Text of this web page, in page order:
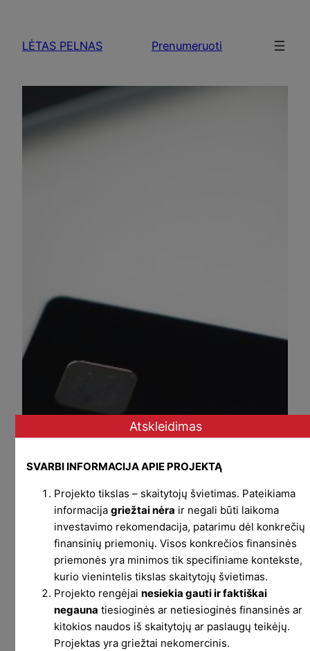
content
LĖTAS PELNAS Prenumeruoti
Atskleidimas
SVARBI INFORMACIJA APIE PROJEKTĄ
Projekto tikslas – skaitytojų švietimas. Pateikiama
informacijagriežtai nėra ir negali būti laikoma
investavimo rekomendacija, patarimu dėl konkrečių
finansinių priemonių. Visos konkrečios finansinės
priemonės yra minimos tik specifiniame kontekste,
kurio vienintelis tikslas skaitytojų švietimas.
Projekto rengėjainesiekia gauti ir faktiškai
negauna tiesioginės ar netiesioginės finansinės ar
kitokios naudos iš skaitytojų ar paslaugų teikėjų.
Projektas yra griežtai nekomercinis.